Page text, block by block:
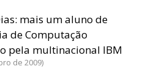
mais um aluno de
de Computação
pela multinacional IBM
de 2009